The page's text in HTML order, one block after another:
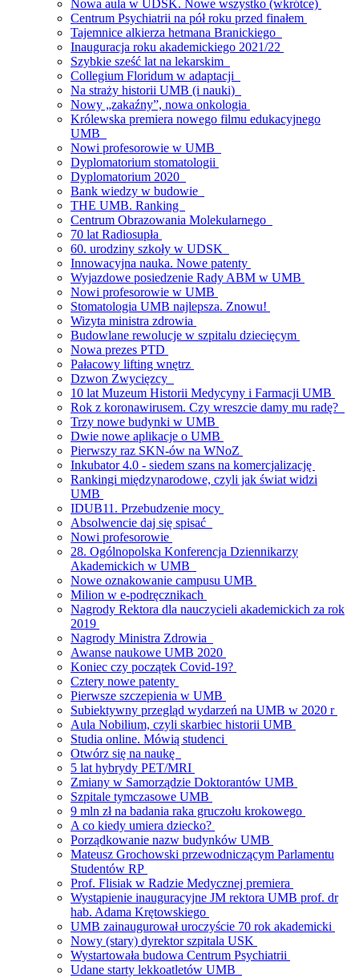
Nowa aula w UDSK. Nowe wszystko (wkrótce)
Centrum Psychiatrii na pół roku przed finałem
Tajemnice alkierza hetmana Branickiego
Inauguracja roku akademickiego 2021/22
Szybkie sześć lat na lekarskim
Collegium Floridum w adaptacji
Na straży historii UMB (i nauki)
Nowy „zakaźny”, nowa onkologia
Królewska premiera nowego filmu edukacyjnego
UMB
Nowi profesorowie w UMB
Dyplomatorium stomatologii
Dyplomatorium 2020
Bank wiedzy w budowie
THE UMB. Ranking
Centrum Obrazowania Molekularnego
70 lat Radiosupła
60. urodziny szkoły w UDSK
Innowacyjna nauka. Nowe patenty
Wyjazdowe posiedzenie Rady ABM w UMB
Nowi profesorowie w UMB
Stomatologia UMB najlepsza. Znowu!
Wizyta ministra zdrowia
Budowlane rewolucje w szpitalu dziecięcym
Nowa prezes PTD
Pałacowy lifting wnętrz
Dzwon Zwycięzcy
10 lat Muzeum Historii Medycyny i Farmacji UMB
Rok z koronawirusem. Czy wreszcie damy mu radę?
Trzy nowe budynki w UMB
Dwie nowe aplikacje o UMB
Pierwszy raz SKN-ów na WNoZ
Inkubator 4.0 - siedem szans na komercjalizację
Rankingi międzynarodowe, czyli jak świat widzi
UMB
IDUB11. Przebudzenie mocy
Absolwencie daj się spisać
Nowi profesorowie
28. Ogólnopolska Konferencja Dziennikarzy
Akademickich w UMB
Nowe oznakowanie campusu UMB
Milion w e-podręcznikach
Nagrody Rektora dla nauczycieli akademickich za rok
2019
Nagrody Ministra Zdrowia
Awanse naukowe UMB 2020
Koniec czy początek Covid-19?
Cztery nowe patenty
Pierwsze szczepienia w UMB
Subiektywny przegląd wydarzeń na UMB w 2020 r
Aula Nobilium, czyli skarbiec historii UMB
Studia online. Mówią studenci
Otwórz się na naukę
5 lat hybrydy PET/MRI
Zmiany w Samorządzie Doktorantów UMB
Szpitale tymczasowe UMB
9 mln zł na badania raka gruczołu krokowego
A co kiedy umiera dziecko?
Porządkowanie nazw budynków UMB
Mateusz Grochowski przewodniczącym Parlamentu
Studentów RP
Prof. Flisiak w Radzie Medycznej premiera
Wystąpienie inauguracyjne JM rektora UMB prof. dr
hab. Adama Krętowskiego
UMB zainaugurował uroczyście 70 rok akademicki
Nowy (stary) dyrektor szpitala USK
Wystartowała budowa Centrum Psychiatrii
Udane starty lekkoatletów UMB